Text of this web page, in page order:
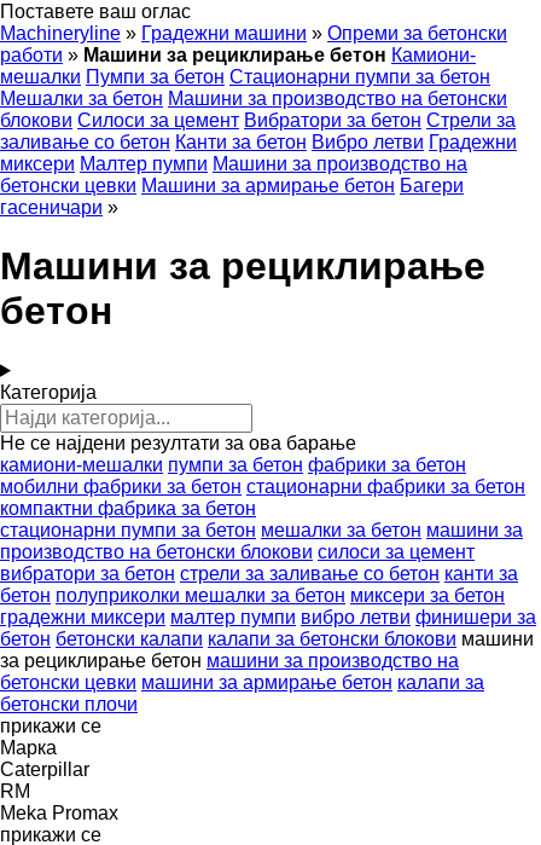
Поставете ваш оглас
Machineryline » Градежни машини » Опреми за бетонски
работи » Машини за рециклирање бетон Камиони-
мешалки Пумпи за бетон Стационарни пумпи за бетон
Мешалки за бетон Машини за производство на бетонски
блокови Силоси за цемент Вибратори за бетон Стрели за
заливање со бетон Канти за бетон Вибро летви Градежни
миксери Малтер пумпи Машини за производство на
бетонски цевки Машини за армирање бетон Багери
гасеничари »
Машини за рециклирање
бетон
Категорија
Не се најдени резултати за ова барање
камиони-мешалки пумпи за бетон фабрики за бетон
мобилни фабрики за бетон стационарни фабрики за бетон
компактни фабрика за бетон
стационарни пумпи за бетон мешалки за бетон машини за
производство на бетонски блокови силоси за цемент
вибратори за бетон стрели за заливање со бетон канти за
бетон полуприколки мешалки за бетон миксери за бетон
градежни миксери малтер пумпи вибро летви финишери за
бетон бетонски калапи калапи за бетонски блокови машини
за рециклирање бетон машини за производство на
бетонски цевки машини за армирање бетон калапи за
бетонски плочи
прикажи се
Марка
Caterpillar
RM
Meka Promax
прикажи се